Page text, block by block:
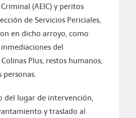
(AEIC) y peritos
de Servicios Periciales,
en dicho arroyo, como
del
Plus, restos humanos,
personas.
del lugar de intervención,
y traslado al